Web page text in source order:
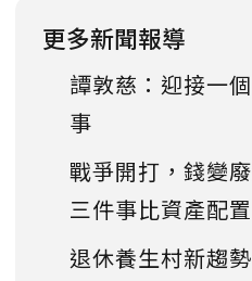
更多新聞報導
譚敦慈：迎接一
事
戰爭開打，錢變
三件事比資產配
退休養生村新趨